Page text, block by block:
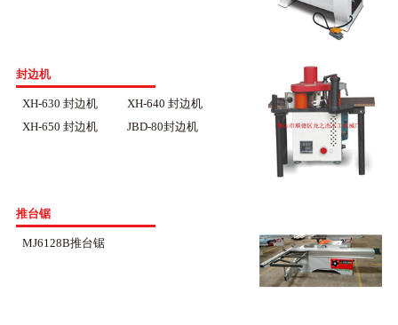
封边机
XH-630 封边机
XH-640 封边机
XH-650 封边机
JBD-80封边机
推台锯
MJ6128B推台锯